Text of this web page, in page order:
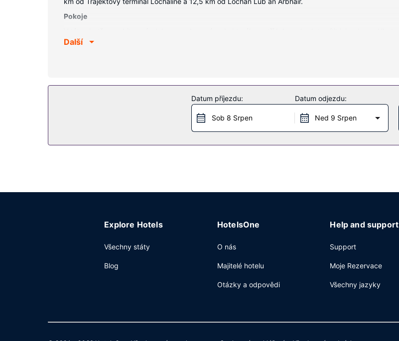
Pokoje
mimo jiné myčka nádobí. Spojení se světem vám zajistí bezdrátový internet zdarma.
Další vybavení
Přímo v areálu je hostům k dispozici samostatné parkování zdarma.
Další
Datum příjezdu:
Sob 8 Srpen
Datum odjezdu:
Ned 9 Srpen
Explore Hotels
Všechny státy
Blog
HotelsOne
O nás
Majitelé hotelu
Otázky a odpovědi
Help and support
Support
Moje Rezervace
Všechny jazyky